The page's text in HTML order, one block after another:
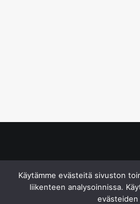
Käytämme evästeitä sivuston
liikenteen analysoinnissa.
evästeiden